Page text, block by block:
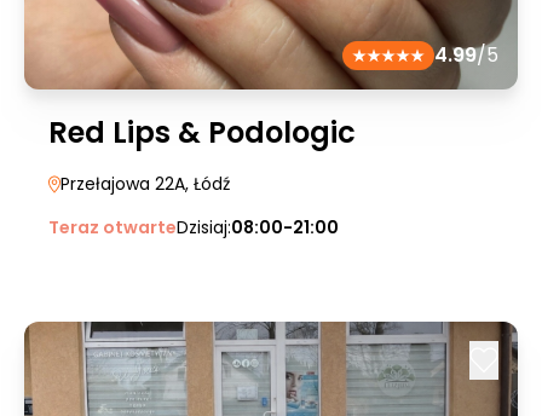
4.99/5
Red Lips & Podologic
Przełajowa 22A, Łódź
Teraz otwarteDzisiaj:08:00-21:00